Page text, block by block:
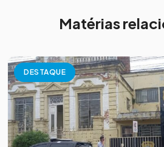
Matérias
DESTAQUE